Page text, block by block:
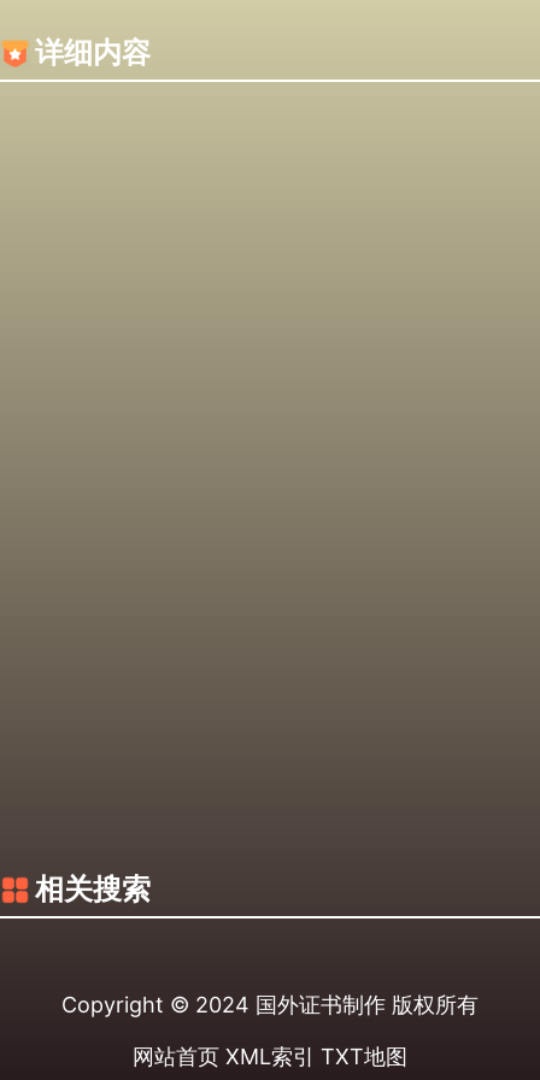
详细内容
相关搜索
Copyright © 2024 国外证书制作 版权所有
网站首页 XML索引 TXT地图